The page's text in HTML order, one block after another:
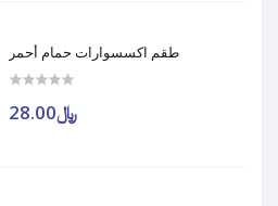
طقم اكسسوارات حمام أحمر
﷼28.00